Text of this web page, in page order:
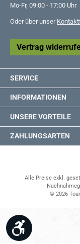
Mo-Fr, 09:00 - 17:00 Uhr
Oder über unser
Vertrag
SERVICE
INFORMATIONEN
UNSERE VORTEILE
ZAHLUNGSARTEN
Alle Preise exkl.
© 2026
Werkzeugleiste